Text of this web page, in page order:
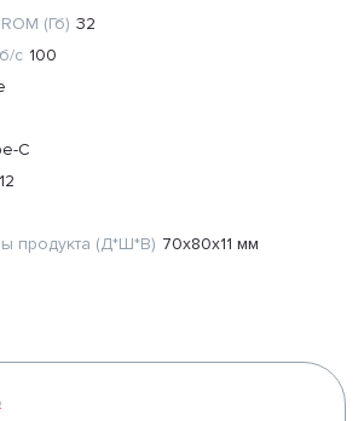
(Гб) 32
с 100
C
12
продукта (Д*Ш*В) 70x80x11 мм